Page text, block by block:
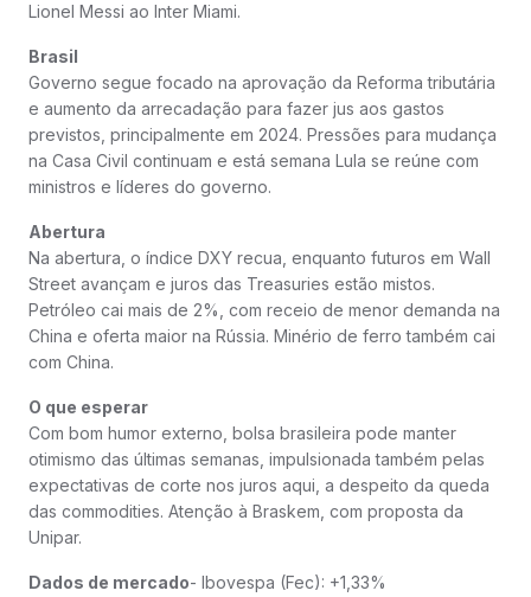
Lionel Messi ao Inter Miami.
Brasil
Governo segue focado na aprovação da Reforma tributária
e aumento da arrecadação para fazer jus aos gastos
previstos, principalmente em 2024. Pressões para mudança
na Casa Civil continuam e está semana Lula se reúne com
ministros e líderes do governo.
Abertura
Na abertura, o índice DXY recua, enquanto futuros em Wall
Street avançam e juros das Treasuries estão mistos.
Petróleo cai mais de 2%, com receio de menor demanda na
China e oferta maior na Rússia. Minério de ferro também cai
com China.
O que esperar
Com bom humor externo, bolsa brasileira pode manter
otimismo das últimas semanas, impulsionada também pelas
expectativas de corte nos juros aqui, a despeito da queda
das commodities. Atenção à Braskem, com proposta da
Unipar.
Dados de mercado- Ibovespa (Fec): +1,33%